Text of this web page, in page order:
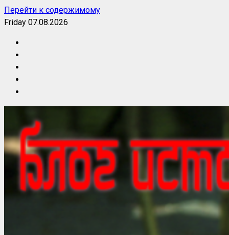
Перейти к содержимому
Friday 07.08.2026